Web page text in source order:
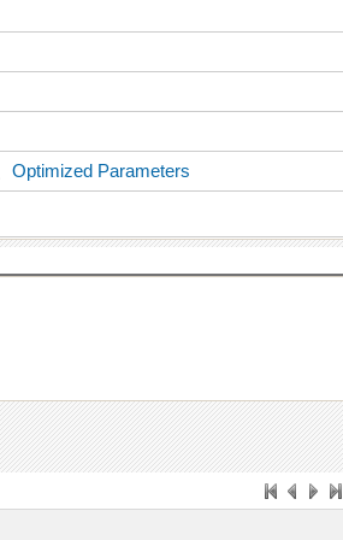
、Optimized Parameters